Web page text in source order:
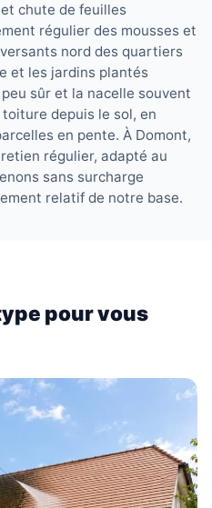
chute de feuilles
régulier des mousses et
nord des quartiers
et les jardins plantés
sûr et la nacelle souvent
depuis le sol, en
en pente. À Domont,
régulier, adapté au
sans surcharge
relatif de notre base.
pour vous